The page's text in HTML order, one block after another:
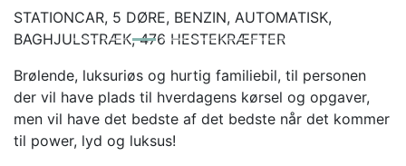
STATIONCAR, 5 DØRE, BENZIN, AUTOMATISK,
BAGHJULSTRÆK, 476 HESTEKRÆFTER
Brølende, luksuriøs og hurtig familiebil, til personen
der vil have plads til hverdagens kørsel og opgaver,
men vil have det bedste af det bedste når det kommer
til power, lyd og luksus!